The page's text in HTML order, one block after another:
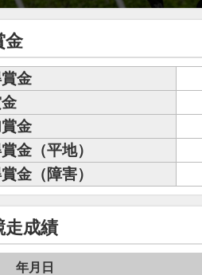
金
金
金
金（平地）
金（障害）
走成績
年月日